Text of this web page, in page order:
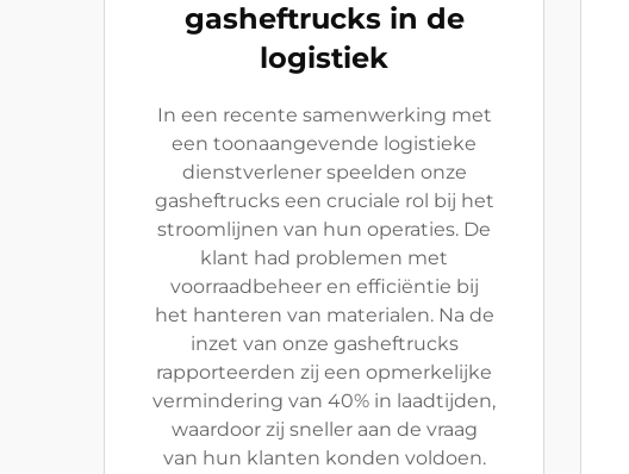
gasheftrucks in de
logistiek
In een recente samenwerking met
een toonaangevende logistieke
dienstverlener speelden onze
gasheftrucks een cruciale rol bij het
stroomlijnen van hun operaties. De
klant had problemen met
voorraadbeheer en efficiëntie bij
het hanteren van materialen. Na de
inzet van onze gasheftrucks
rapporteerden zij een opmerkelijke
vermindering van 40% in laadtijden,
waardoor zij sneller aan de vraag
van hun klanten konden voldoen.